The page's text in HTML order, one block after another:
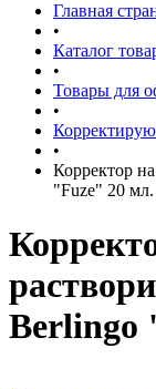
Главная
•
Каталог
•
Товары для
•
•
Корректор
"Fuze" 20 мл.
Berlingo